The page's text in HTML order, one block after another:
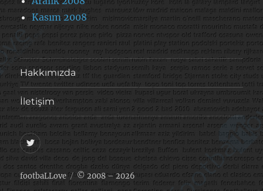
Kasım 2008
Hakkımızda
İletişim
@footballove
footbaLLove © 2008 – 2026